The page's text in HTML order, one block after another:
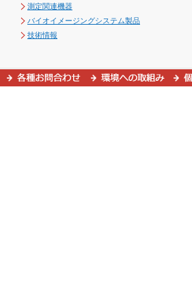
測定関連機器
バイオイメージングシステム製品
技術情報